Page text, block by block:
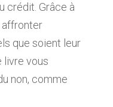
crédit. Grâce à
affronter
que soient leur
livre vous
non, comme